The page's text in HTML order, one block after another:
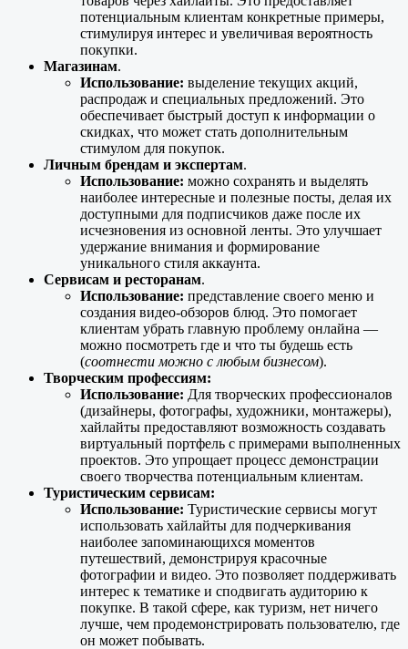
потенциальным клиентам конкретные примеры,
стимулируя интерес и увеличивая вероятность
покупки.
Магазинам.
Использование: выделение текущих акций,
распродаж и специальных предложений. Это
обеспечивает быстрый доступ к информации о
скидках, что может стать дополнительным
стимулом для покупок.
Личным брендам и экспертам.
Использование: можно сохранять и выделять
наиболее интересные и полезные посты, делая их
доступными для подписчиков даже после их
исчезновения из основной ленты. Это улучшает
удержание внимания и формирование
уникального стиля аккаунта.
Сервисам и ресторанам.
Использование: представление своего меню и
создания видео-обзоров блюд. Это помогает
клиентам убрать главную проблему онлайна —
можно посмотреть где и что ты будешь есть
(соотнести можно с любым бизнесом).
Творческим профессиям:
Использование: Для творческих профессионалов
(дизайнеры, фотографы, художники, монтажеры),
хайлайты предоставляют возможность создавать
виртуальный портфель с примерами выполненных
проектов. Это упрощает процесс демонстрации
своего творчества потенциальным клиентам.
Туристическим сервисам:
Использование: Туристические сервисы могут
использовать хайлайты для подчеркивания
наиболее запоминающихся моментов
путешествий, демонстрируя красочные
фотографии и видео. Это позволяет поддерживать
интерес к тематике и сподвигать аудиторию к
покупке. В такой сфере, как туризм, нет ничего
лучше, чем продемонстрировать пользователю, где
он может побывать.